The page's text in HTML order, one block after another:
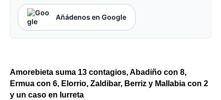
Añádenos en Google
Amorebieta suma 13 contagios, Abadiño con 8,
Ermua con 6, Elorrio, Zaldibar, Berriz y Mallabia con 2
y un caso en Iurreta